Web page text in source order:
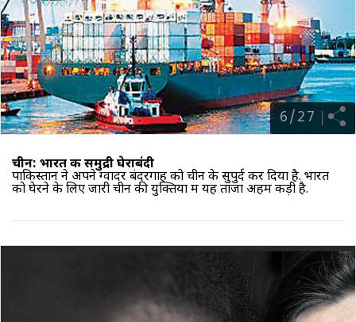
6/27
चीन: भारत की समुद्री घेराबंदी
पाकिस्तान ने अपने ग्वादर बंदरगाह को चीन के सुपुर्द कर दिया है. भारत
को घेरने के लिए जारी चीन की युक्तियों में यह ताजा अहम कड़ी है.